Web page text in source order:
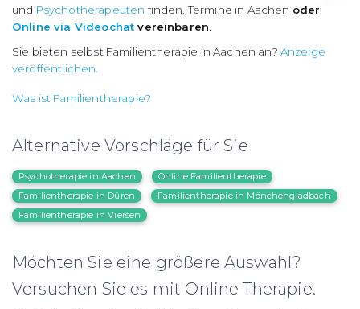
und Psychotherapeuten finden. Termine in Aachen oder
Online via Videochat vereinbaren
Sie bieten selbst Familientherapie in Aachen an? Anzeige
veröffentlichen.
Was ist Familientherapie?
Alternative Vorschläge für Sie
Psychotherapie in Aachen
Online Familientherapie
Familientherapie in Düren
Familientherapie in Mönchengladbach
Familientherapie in Viersen
Möchten Sie eine größere Auswahl?
Versuchen Sie es mit Online Therapie.